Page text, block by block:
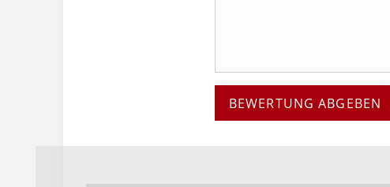
BEWERTUNG ABGEBEN